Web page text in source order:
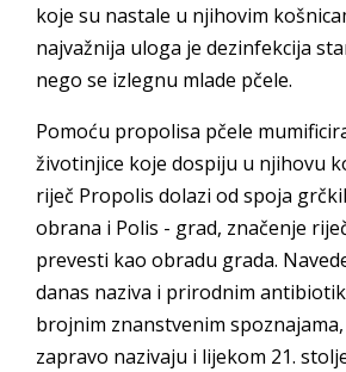
koje su nastale u njihovim
najvažnija uloga je dezinfekcija
nego se izlegnu mlade pčele.
Pomoću propolisa pčele
životinjice koje dospiju u njihovu
riječ Propolis dolazi od spoja
obrana i Polis - grad, značenje
prevesti kao obradu grada.
danas naziva i prirodnim
brojnim znanstvenim
zapravo nazivaju i lijekom 21.